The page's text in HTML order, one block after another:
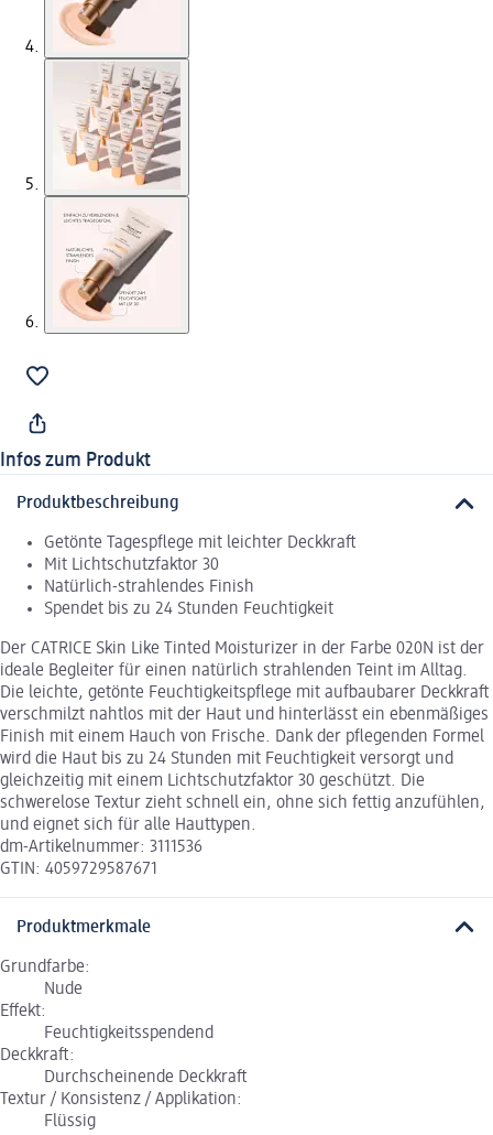
Infos zum Produkt
Produktbeschreibung
Getönte Tagespflege mit leichter Deckkraft
Mit Lichtschutzfaktor 30
Natürlich-strahlendes Finish
Spendet bis zu 24 Stunden Feuchtigkeit
Der CATRICE Skin Like Tinted Moisturizer in der Farbe 020N ist der
ideale Begleiter für einen natürlich strahlenden Teint im Alltag.
Die leichte, getönte Feuchtigkeitspflege mit aufbaubarer Deckkraft
verschmilzt nahtlos mit der Haut und hinterlässt ein ebenmäßiges
Finish mit einem Hauch von Frische. Dank der pflegenden Formel
wird die Haut bis zu 24 Stunden mit Feuchtigkeit versorgt und
gleichzeitig mit einem Lichtschutzfaktor 30 geschützt. Die
schwerelose Textur zieht schnell ein, ohne sich fettig anzufühlen,
und eignet sich für alle Hauttypen.
dm-Artikelnummer: 3111536
GTIN: 4059729587671
Produktmerkmale
Grundfarbe:
Nude
Effekt:
Feuchtigkeitsspendend
Deckkraft:
Durchscheinende Deckkraft
Textur / Konsistenz / Applikation:
Flüssig